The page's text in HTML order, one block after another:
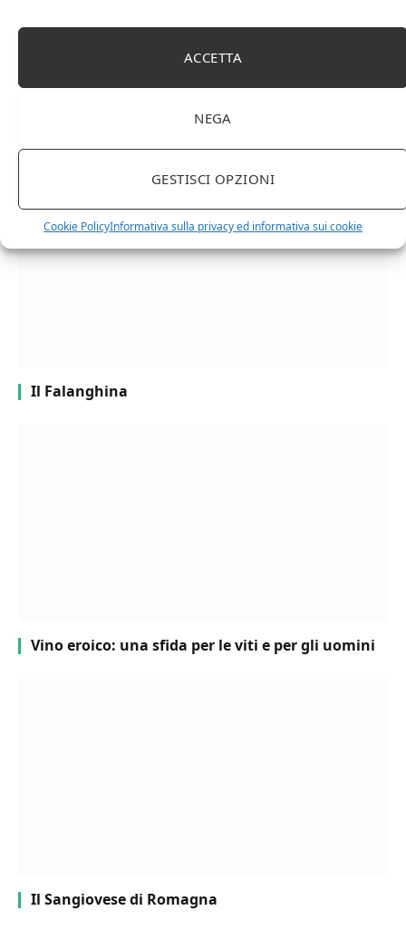
ACCETTA
NEGA
GESTISCI OPZIONI
Cookie PolicyInformativa sulla privacy ed informativa sui cookie
Il Falanghina
Vino eroico: una sfida per le viti e per gli uomini
Il Sangiovese di Romagna